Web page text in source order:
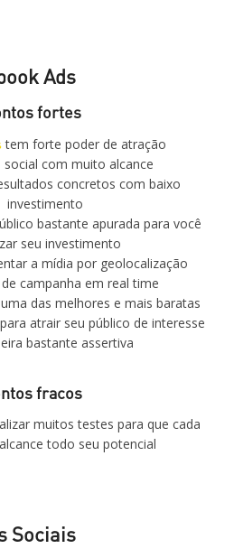
Ads
fortes
tem forte poder de atração
social com muito alcance
concretos com baixo
investimento
bastante apurada para você
seu investimento
a mídia por geolocalização
campanha em real time
das melhores e mais baratas
atrair seu público de interesse
bastante assertiva
fracos
muitos testes para que cada
todo seu potencial
Sociais